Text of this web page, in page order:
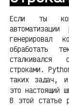
Если ты
генерировал
обработать
сталкивался
строками.
таких задач,
это настоящий
В этой статье